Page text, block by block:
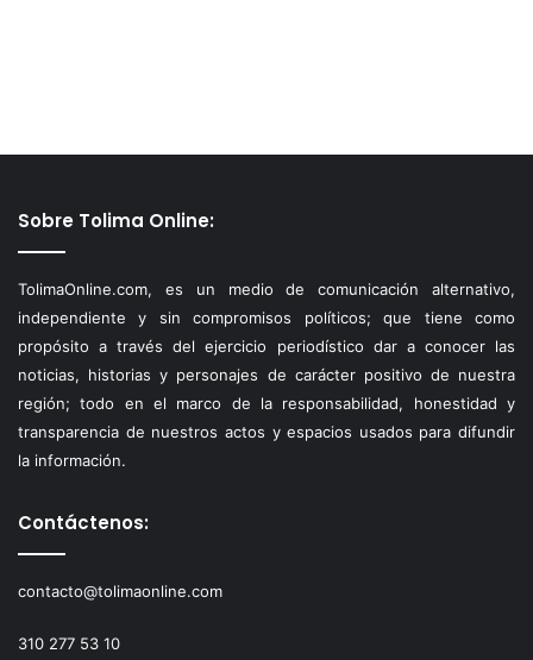
Sobre Tolima Online:
TolimaOnline.com, es un medio de comunicación alternativo,
independiente y sin compromisos políticos; que tiene como
propósito a través del ejercicio periodístico dar a conocer las
noticias, historias y personajes de carácter positivo de nuestra
región; todo en el marco de la responsabilidad, honestidad y
transparencia de nuestros actos y espacios usados para difundir
la información.
Contáctenos:
contacto@tolimaonline.com
310 277 53 10